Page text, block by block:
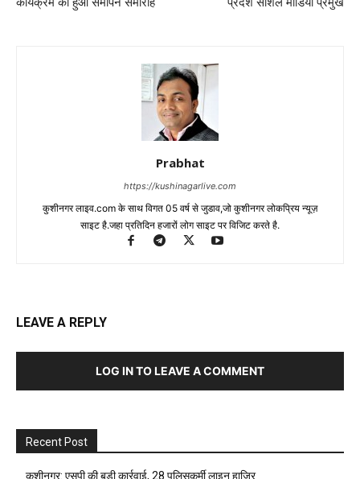
Prabhat
https://kushinagarlive.com
कुशीनगर लाइव.com के साथ विगत 05 वर्ष से जुडाव,जो कुशीनगर लोकप्रिय न्यूज़
साइट है.जहा प्रतिदिन हजारों लोग साइट पर विजिट करते है.
LEAVE A REPLY
LOG IN TO LEAVE A COMMENT
Recent Post
कुशीनगर: एसपी की बड़ी कार्रवाई, 28 पुलिसकर्मी लाइन हाजिर